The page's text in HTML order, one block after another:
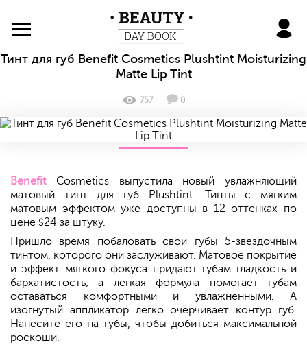
BeautyDayBook
Тинт для губ Benefit Cosmetics Plushtint Moisturizing
Matte Lip Tint
757 0
BenefitCosmetics выпустила новый увлажняющий
матовый тинт для губ Plushtint. Тинты с мягким
матовым эффектом уже доступны в 12 оттенках по
цене $24 за штуку.
Пришло время побаловать свои губы 5-звездочным
тинтом, которого они заслуживают. Матовое покрытие
и эффект мягкого фокуса придают губам гладкость и
бархатистость, а легкая формула помогает губам
оставаться комфортными и увлажненными. А
изогнутый аппликатор легко очерчивает контур губ.
Нанесите его на губы, чтобы добиться максимальной
роскоши.